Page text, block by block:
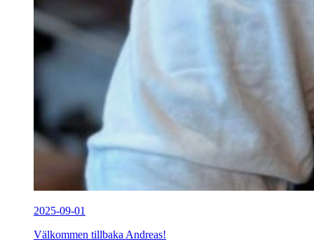
2025-09-01
Välkommen tillbaka Andreas!